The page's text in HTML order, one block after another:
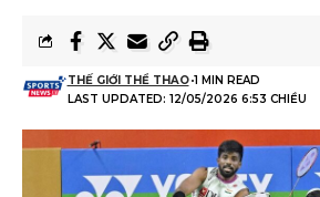
LAST UPDATED: 12/05/2026 6:53 CHIỀU
THẾ GIỚI THỂ THAO 1 MIN READ